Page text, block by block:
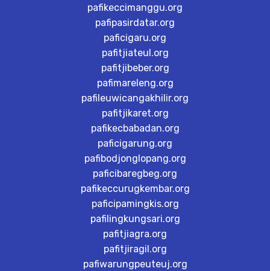
pafikeccimanggu.org
pafipasirdatar.org
paficigaru.org
pafitjiateul.org
pafitjibeber.org
pafimareleng.org
pafileuwicangakhilir.org
pafitjikaret.org
pafikecbabadan.org
paficigarung.org
pafibodjonglopang.org
paficibaregbeg.org
pafikeccurugkembar.org
paficipamingkis.org
pafilingkungsari.org
pafitjiagra.org
pafitjiragil.org
pafiwarungpeuteuj.org